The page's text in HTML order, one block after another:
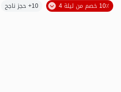
10٪ خصم من ليلة 4
10+ حجز ناجح